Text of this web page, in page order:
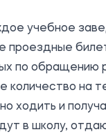
учебное
по обращению
количество на
ходить и
в школу,